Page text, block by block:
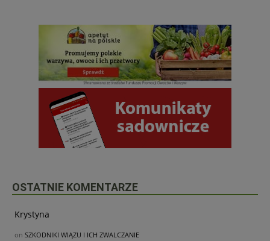
OSTATNIE KOMENTARZE
Krystyna
on SZKODNIKI WIĄZU I ICH ZWALCZANIE